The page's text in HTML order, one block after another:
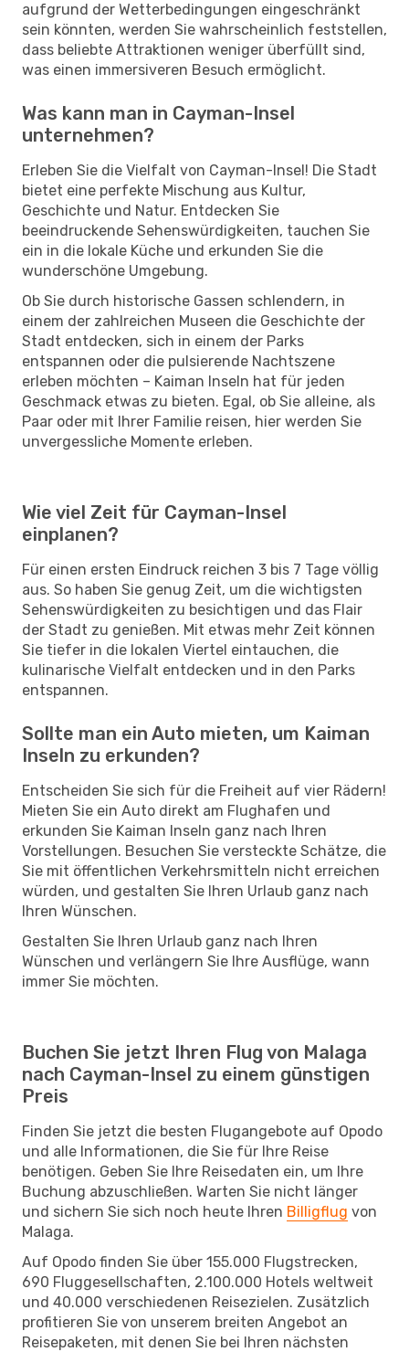
aufgrund der Wetterbedingungen eingeschränkt
sein könnten, werden Sie wahrscheinlich feststellen,
dass beliebte Attraktionen weniger überfüllt sind,
was einen immersiveren Besuch ermöglicht.
Was kann man in Cayman-Insel
unternehmen?
Erleben Sie die Vielfalt von Cayman-Insel! Die Stadt
bietet eine perfekte Mischung aus Kultur,
Geschichte und Natur. Entdecken Sie
beeindruckende Sehenswürdigkeiten, tauchen Sie
ein in die lokale Küche und erkunden Sie die
wunderschöne Umgebung.
Ob Sie durch historische Gassen schlendern, in
einem der zahlreichen Museen die Geschichte der
Stadt entdecken, sich in einem der Parks
entspannen oder die pulsierende Nachtszene
erleben möchten – Kaiman Inseln hat für jeden
Geschmack etwas zu bieten. Egal, ob Sie alleine, als
Paar oder mit Ihrer Familie reisen, hier werden Sie
unvergessliche Momente erleben.
Wie viel Zeit für Cayman-Insel
einplanen?
Für einen ersten Eindruck reichen 3 bis 7 Tage völlig
aus. So haben Sie genug Zeit, um die wichtigsten
Sehenswürdigkeiten zu besichtigen und das Flair
der Stadt zu genießen. Mit etwas mehr Zeit können
Sie tiefer in die lokalen Viertel eintauchen, die
kulinarische Vielfalt entdecken und in den Parks
entspannen.
Sollte man ein Auto mieten, um Kaiman
Inseln zu erkunden?
Entscheiden Sie sich für die Freiheit auf vier Rädern!
Mieten Sie ein Auto direkt am Flughafen und
erkunden Sie Kaiman Inseln ganz nach Ihren
Vorstellungen. Besuchen Sie versteckte Schätze, die
Sie mit öffentlichen Verkehrsmitteln nicht erreichen
würden, und gestalten Sie Ihren Urlaub ganz nach
Ihren Wünschen.
Gestalten Sie Ihren Urlaub ganz nach Ihren
Wünschen und verlängern Sie Ihre Ausflüge, wann
immer Sie möchten.
Buchen Sie jetzt Ihren Flug von Malaga
nach Cayman-Insel zu einem günstigen
Preis
Finden Sie jetzt die besten Flugangebote auf Opodo
und alle Informationen, die Sie für Ihre Reise
benötigen. Geben Sie Ihre Reisedaten ein, um Ihre
Buchung abzuschließen. Warten Sie nicht länger
und sichern Sie sich noch heute Ihren Billigflug von
Malaga.
Auf Opodo finden Sie über 155.000 Flugstrecken,
690 Fluggesellschaften, 2.100.000 Hotels weltweit
und 40.000 verschiedenen Reisezielen. Zusätzlich
profitieren Sie von unserem breiten Angebot an
Reisepaketen, mit denen Sie bei Ihren nächsten